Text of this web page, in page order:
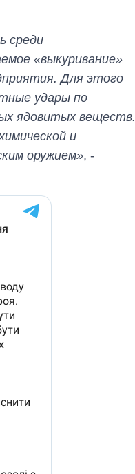
среди
«выкуривание»
Для этого
удары по
ядовитых веществ.
и
оружием», -